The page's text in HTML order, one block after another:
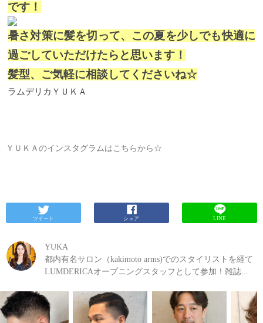
です！
暑さ対策に髪を切って、この夏を少しでも快適に
過ごしていただけたらと思います！
髪型、ご気軽に相談してくださいね☆
ラムデリカＹＵＫＡ
ＹＵＫＡのインスタグラムはこちらから☆
ツイート シェア LINE
YUKA
都内有名サロン（kakimoto arms)でのスタイリストを経て
LUMDERICAオープニングスタッフとして参加！雑誌...